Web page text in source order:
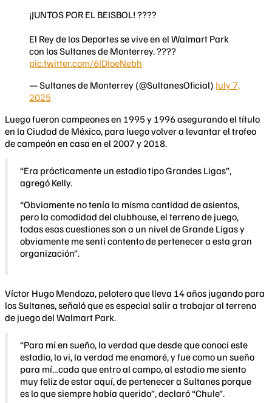
¡JUNTOS POR EL BEISBOL! ????️
El Rey de los Deportes se vive en el Walmart Park
con los Sultanes de Monterrey. ????
pic.twitter.com/6lDIoeNebh
— Sultanes de Monterrey (@SultanesOficial) July 7,
2025
Luego fueron campeones en 1995 y 1996 asegurando el título
en la Ciudad de México, para luego volver a levantar el trofeo
de campeón en casa en el 2007 y 2018.
“Era prácticamente un estadio tipo Grandes Ligas”,
agregó Kelly.
“Obviamente no tenía la misma cantidad de asientos,
pero la comodidad del clubhouse, el terreno de juego,
todas esas cuestiones son a un nivel de Grande Ligas y
obviamente me sentí contento de pertenecer a esta gran
organización”.
Víctor Hugo Mendoza, pelotero que lleva 14 años jugando para
los Sultanes, señaló que es especial salir a trabajar al terreno
de juego del Walmart Park.
“Para mí en sueño, la verdad que desde que conocí este
estadio, lo vi, la verdad me enamoré, y fue como un sueño
para mí…cada que entro al campo, al estadio me siento
muy feliz de estar aquí, de pertenecer a Sultanes porque
es lo que siempre había querido”, declaró “Chule”.